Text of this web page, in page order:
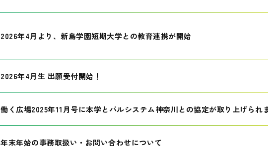
2026年4月より、新島学園短期大学との教育連携が開始
2026年4月生 出願受付開始！
働く広場2025年11月号に本学とパルシステム神奈川との協定が取り上げられ
年末年始の事務取扱い・お問い合わせについて